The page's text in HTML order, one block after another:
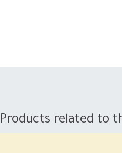
Products related to